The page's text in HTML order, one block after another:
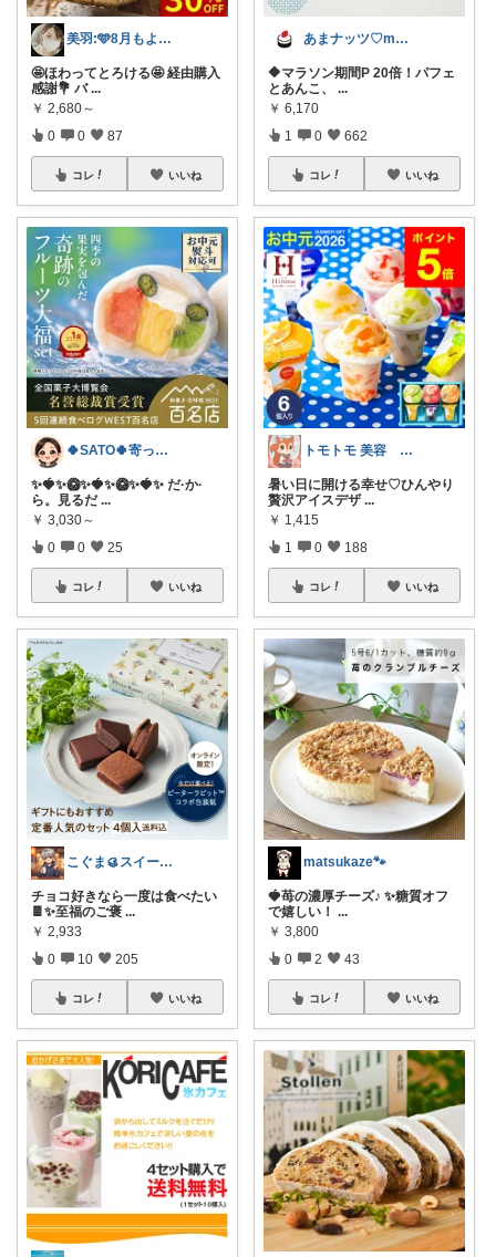
美羽:🩵8月もよろしくです🩵
🤩ほわってとろける🤩 経由購入
感謝💐 バ ...
￥ 2,680～
0 0 87
コレ いいね
🍀SATO🍀寄って、見てらっしゃい！
✨🍓✨🥝✨🍓✨🥝✨🍓✨ だ·か·
ら。見るだ ...
￥ 3,030～
0 0 25
コレ いいね
こぐま🥮スイーツ大好き😍
チョコ好きなら一度は食べたい
🍫✨至福のご褒 ...
￥ 2,933
0 10 205
コレ いいね
あまナッツ♡mottoお取り寄せスイーツ
🔶マラソン期間P 20倍！パフェ
とあんこ、
...
￥ 6,170
1 0 662
コレ いいね
トモトモ 美容 食品 子育てルーム
暑い日に開ける幸せ♡ひんやり
贅沢アイスデザ ...
￥ 1,415
1 0 188
コレ いいね
matsukaze🐾
🍓苺の濃厚チーズ♪ ✨糖質オフ
で嬉しい！ ...
￥ 3,800
0 2 43
コレ いいね